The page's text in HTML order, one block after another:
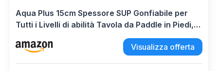
Aqua Plus 15cm Spessore SUP Gonfiabile per
Tutti i Livelli di abilità Tavola da Paddle in Piedi,
pagaia, Pompa, ISUP Zaino da Viaggio,
guinzaglio, Tracolla
Visualizza offerta